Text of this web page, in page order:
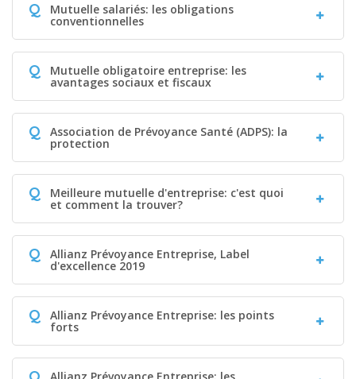
Q Mutuelle salariés: les obligations
conventionnelles
Q Mutuelle obligatoire entreprise: les
avantages sociaux et fiscaux
Q Association de Prévoyance Santé (ADPS): la
protection
Q Meilleure mutuelle d'entreprise: c'est quoi
et comment la trouver?
Q Allianz Prévoyance Entreprise, Label
d'excellence 2019
Q Allianz Prévoyance Entreprise: les points
forts